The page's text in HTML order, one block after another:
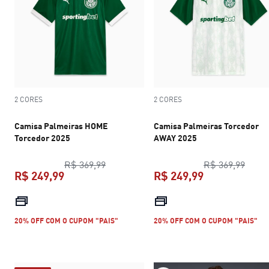
2 CORES
Camisa Palmeiras HOME
Torcedor 2025
R$ 369,99preço original R$ 369,99
R$ 249,99
preço atual R$ 249,99
20% OFF COM O CUPOM "PAIS"
2 CORES
Camisa Palmeiras Torcedor
AWAY 2025
R$ 369,99
R$ 249,99
20% OFF COM O CUPOM "PAIS"